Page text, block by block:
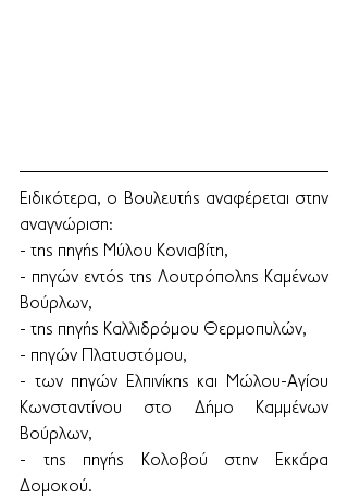
Ειδικότερα, ο Βουλευτής αναφέρεται στην
αναγνώριση:
- της πηγής Μύλου Κονιαβίτη,
- πηγών εντός της Λουτρόπολης Καμένων
Βούρλων,
- της πηγής Καλλιδρόμου Θερμοπυλών,
- πηγών Πλατυστόμου,
- των πηγών Ελπινίκης και Μώλου-Αγίου
Κωνσταντίνου στο Δήμο Καμμένων
Βούρλων,
- της πηγής Κολοβού στην Εκκάρα
Δομοκού.